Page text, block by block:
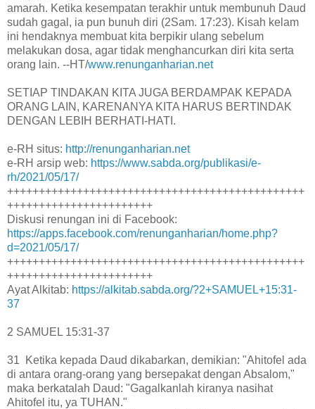
amarah. Ketika kesempatan terakhir untuk membunuh Daud
sudah gagal, ia pun bunuh diri (2Sam. 17:23). Kisah kelam
ini hendaknya membuat kita berpikir ulang sebelum
melakukan dosa, agar tidak menghancurkan diri kita serta
orang lain. --HT/www.renunganharian.net
SETIAP TINDAKAN KITA JUGA BERDAMPAK KEPADA
ORANG LAIN, KARENANYA KITA HARUS BERTINDAK
DENGAN LEBIH BERHATI-HATI.
e-RH situs: http://renunganharian.net
e-RH arsip web: https://www.sabda.org/publikasi/e-
rh/2021/05/17/
+++++++++++++++++++++++++++++++++++++++++++++++
+++++++++++++++++++++++
Diskusi renungan ini di Facebook:
https://apps.facebook.com/renunganharian/home.php?
d=2021/05/17/
+++++++++++++++++++++++++++++++++++++++++++++++
+++++++++++++++++++++++
Ayat Alkitab: https://alkitab.sabda.org/?2+SAMUEL+15:31-
37
2 SAMUEL 15:31-37
31 Ketika kepada Daud dikabarkan, demikian: "Ahitofel ada
di antara orang-orang yang bersepakat dengan Absalom,"
maka berkatalah Daud: "Gagalkanlah kiranya nasihat
Ahitofel itu, ya TUHAN."